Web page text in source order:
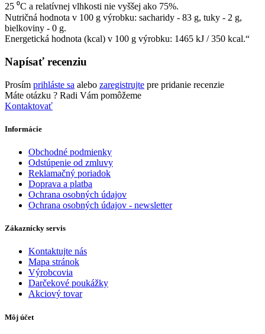
25 ⁰С a relatívnej vlhkosti nie vyššej ako 75%.
Nutričná hodnota v 100 g výrobku: sacharidy - 83 g, tuky - 2 g,
bielkoviny - 0 g.
Energetická hodnota (kcal) v 100 g výrobku: 1465 kJ / 350 kcal.“
Napísať recenziu
Prosím prihláste sa alebo zaregistrujte pre pridanie recenzie
Máte otázku ? Radi Vám pomôžeme
Kontaktovať
Informácie
Obchodné podmienky
Odstúpenie od zmluvy
Reklamačný poriadok
Doprava a platba
Ochrana osobných údajov
Ochrana osobných údajov - newsletter
Zákaznícky servis
Kontaktujte nás
Mapa stránok
Výrobcovia
Darčekové poukážky
Akciový tovar
Môj účet